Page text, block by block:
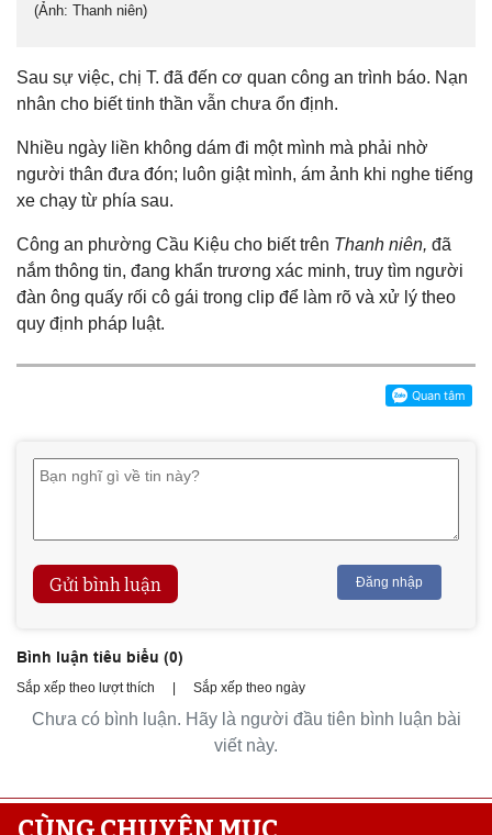
(Ảnh: Thanh niên)
Sau sự việc, chị T. đã đến cơ quan công an trình báo. Nạn
nhân cho biết tinh thần vẫn chưa ổn định.
Nhiều ngày liền không dám đi một mình mà phải nhờ
người thân đưa đón; luôn giật mình, ám ảnh khi nghe tiếng
xe chạy từ phía sau.
Công an phường Cầu Kiệu cho biết trên Thanh niên, đã
nắm thông tin, đang khẩn trương xác minh, truy tìm người
đàn ông quấy rối cô gái trong clip để làm rõ và xử lý theo
quy định pháp luật.
Gửi bình luận Đăng nhập
Bình luận tiêu biểu (0)
Sắp xếp theo lượt thích Sắp xếp theo ngày
Chưa có bình luận. Hãy là người đầu tiên bình luận bài
viết này.